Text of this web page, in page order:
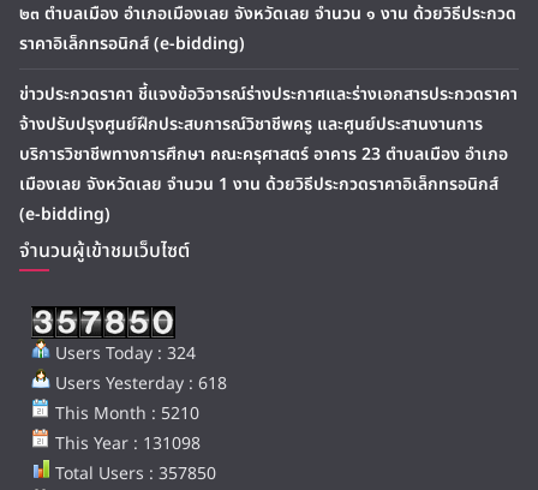
๒๓ ตำบลเมือง อำเภอเมืองเลย จังหวัดเลย จำนวน ๑ งาน ด้วยวิธีประกวด
ราคาอิเล็กทรอนิกส์ (e-bidding)
ข่าวประกวดราคา ชี้แจงข้อวิจารณ์ร่างประกาศและร่างเอกสารประกวดราคา
จ้างปรับปรุงศูนย์ฝึกประสบการณ์วิชาชีพครู และศูนย์ประสานงานการ
บริการวิชาชีพทางการศึกษา คณะครุศาสตร์ อาคาร 23 ตำบลเมือง อำเภอ
เมืองเลย จังหวัดเลย จำนวน 1 งาน ด้วยวิธีประกวดราคาอิเล็กทรอนิกส์
(e-bidding)
จำนวนผู้เข้าชมเว็บไซต์
Users Today : 324
Users Yesterday : 618
This Month : 5210
This Year : 131098
Total Users : 357850